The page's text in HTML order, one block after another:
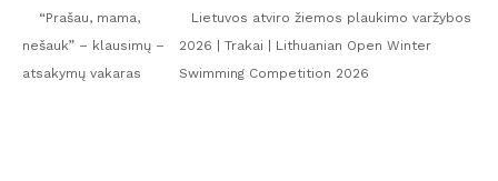
“Prašau, mama,
nešauk” – klausimų –
atsakymų vakaras
Lietuvos atviro žiemos plaukimo varžybos
2026 | Trakai | Lithuanian Open Winter
Swimming Competition 2026